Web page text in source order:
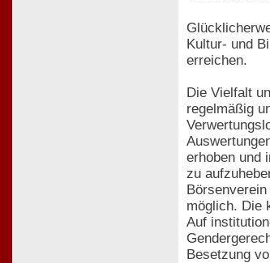
Kultur- und
erreichen.
Die Vielfalt
regelmäßig
erhoben und
zu
möglich. Die
Auf
Besetzung